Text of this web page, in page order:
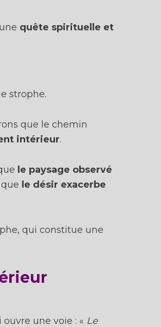
quête spirituelle et
strophe.
que le chemin
intérieur.
le paysage observé
le désir exacerbe
qui constitue une
ouvre une voie : « Le